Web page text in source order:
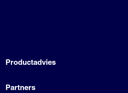
Productadvies
Partners